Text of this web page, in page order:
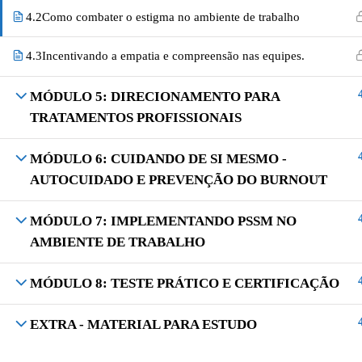
4.2Como combater o estigma no ambiente de trabalho
4.3Incentivando a empatia e compreensão nas equipes.
MÓDULO 5: DIRECIONAMENTO PARA
TRATAMENTOS PROFISSIONAIS
MÓDULO 6: CUIDANDO DE SI MESMO -
AUTOCUIDADO E PREVENÇÃO DO BURNOUT
MÓDULO 7: IMPLEMENTANDO PSSM NO
AMBIENTE DE TRABALHO
MÓDULO 8: TESTE PRÁTICO E CERTIFICAÇÃO
EXTRA - MATERIAL PARA ESTUDO